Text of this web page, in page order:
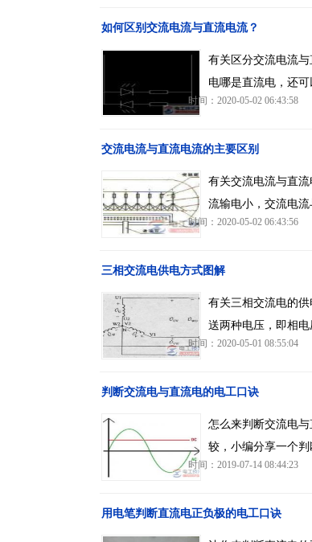
如何区别交流电流与直流电流？
有关区分交流电流
电哪是直流电，还
时间：2020-05-02 06:43:58
交流电流与直流电流的主要区别
有关交流电流与直
流输电小，交流电流
时间：2020-05-02 06:43:56
三相交流电供电方式图解
有关三相交流电的
送两种电压，即相
时间：2020-05-01 08:55:04
判断交流电与直流电的电工口诀
怎么来判断交流电
较，小编分享一个判
时间：2019-07-14 08:44:23
用电笔判断直流电正负极的电工口诀